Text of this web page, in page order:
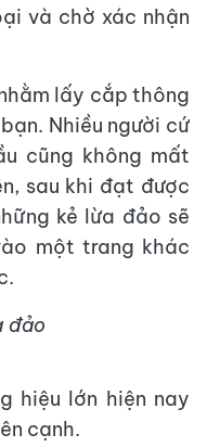
và chờ xác nhận
lấy cắp thông
Nhiều người cứ
cũng không mất
sau khi đạt được
kẻ lừa đảo sẽ
một trang khác
đảo
hiệu lớn hiện nay
cạnh.